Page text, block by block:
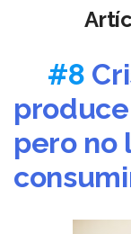
#8
pero no